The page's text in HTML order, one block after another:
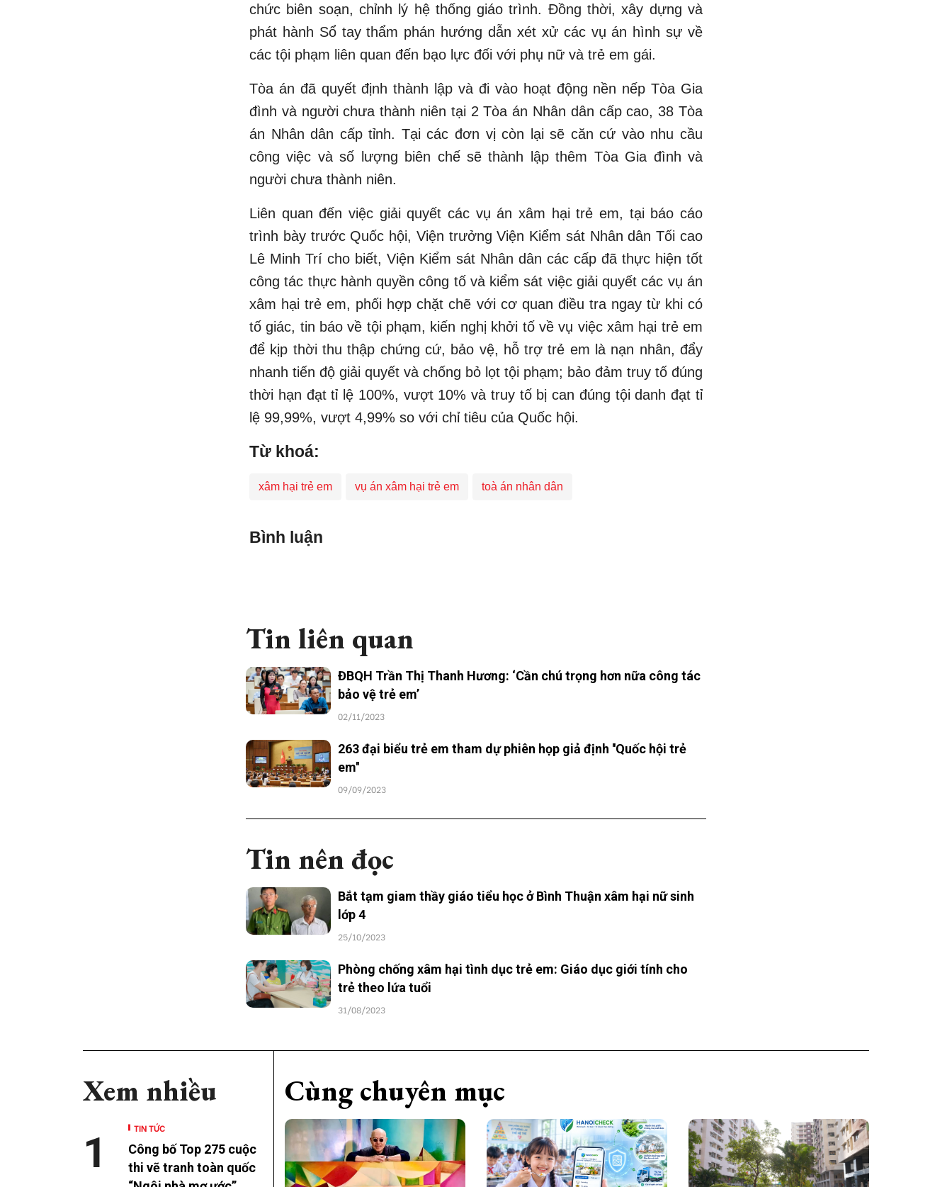
chức biên soạn, chỉnh lý hệ thống giáo trình. Đồng thời, xây dựng và
phát hành Sổ tay thẩm phán hướng dẫn xét xử các vụ án hình sự về
các tội phạm liên quan đến bạo lực đối với phụ nữ và trẻ em gái.
Tòa án đã quyết định thành lập và đi vào hoạt động nền nếp Tòa Gia
đình và người chưa thành niên tại 2 Tòa án Nhân dân cấp cao, 38 Tòa
án Nhân dân cấp tỉnh. Tại các đơn vị còn lại sẽ căn cứ vào nhu cầu
công việc và số lượng biên chế sẽ thành lập thêm Tòa Gia đình và
người chưa thành niên.
Liên quan đến việc giải quyết các vụ án xâm hại trẻ em, tại báo cáo
trình bày trước Quốc hội, Viện trưởng Viện Kiểm sát Nhân dân Tối cao
Lê Minh Trí cho biết, Viện Kiểm sát Nhân dân các cấp đã thực hiện tốt
công tác thực hành quyền công tố và kiểm sát việc giải quyết các vụ án
xâm hại trẻ em, phối hợp chặt chẽ với cơ quan điều tra ngay từ khi có
tố giác, tin báo về tội phạm, kiến nghị khởi tố về vụ việc xâm hại trẻ em
để kịp thời thu thập chứng cứ, bảo vệ, hỗ trợ trẻ em là nạn nhân, đẩy
nhanh tiến độ giải quyết và chống bỏ lọt tội phạm; bảo đảm truy tố đúng
thời hạn đạt tỉ lệ 100%, vượt 10% và truy tố bị can đúng tội danh đạt tỉ
lệ 99,99%, vượt 4,99% so với chỉ tiêu của Quốc hội.
Từ khoá:
xâm hại trẻ em vụ án xâm hại trẻ em toà án nhân dân
Bình luận
Tin liên quan
ĐBQH Trần Thị Thanh Hương: ‘Cần chú trọng hơn nữa công tác
bảo vệ trẻ em’
02/11/2023
263 đại biểu trẻ em tham dự phiên họp giả định ''Quốc hội trẻ
em''
09/09/2023
Tin nên đọc
Bắt tạm giam thầy giáo tiểu học ở Bình Thuận xâm hại nữ sinh
lớp 4
25/10/2023
Phòng chống xâm hại tình dục trẻ em: Giáo dục giới tính cho
trẻ theo lứa tuổi
31/08/2023
Xem nhiều
TIN TỨC
Công bố Top 275 cuộc
thi vẽ tranh toàn quốc
1
Cùng chuyên mục